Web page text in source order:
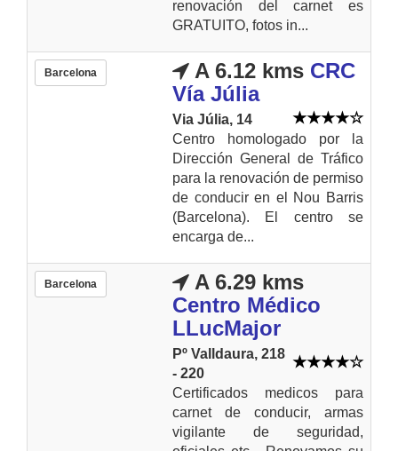
renovación del carnet es
GRATUITO, fotos in...
Barcelona A 6.12 kms CRC
Vía Júlia
Via Júlia, 14
Centro homologado por la
Dirección General de Tráfico
para la renovación de permiso
de conducir en el Nou Barris
(Barcelona). El centro se
encarga de...
Barcelona
A 6.29 kms
Centro Médico
LLucMajor
Pº Valldaura, 218
- 220
Certificados medicos para
carnet de conducir, armas
vigilante de seguridad,